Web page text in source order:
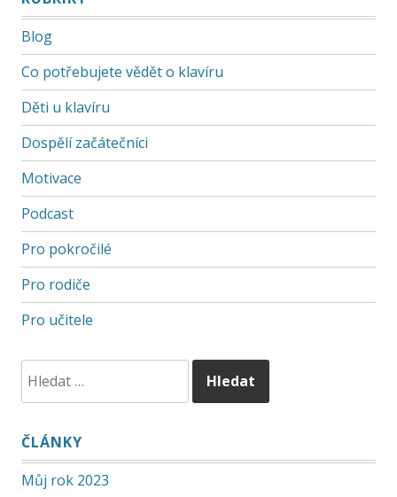
Blog
Co potřebujete vědět o klavíru
Děti u klavíru
Dospělí začátečníci
Motivace
Podcast
Pro pokročilé
Pro rodiče
Pro učitele
ČLÁNKY
Můj rok 2023